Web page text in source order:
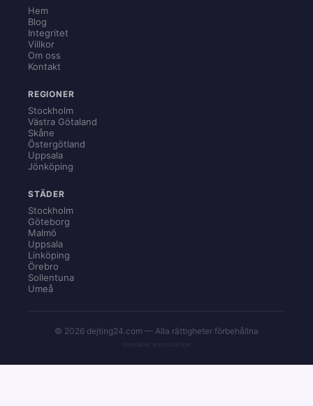
Hem
Blog
Integritet
Villkor
Om oss
Kontakt
REGIONER
Stockholm
Västra Götaland
Skåne
Östergötland
Uppsala
Jönköping
STÄDER
Stockholm
Göteborg
Malmö
Uppsala
Linköping
Örebro
Sollentuna
Umeå
© 2026 dejting24.com — Alla rättigheter förbehållna